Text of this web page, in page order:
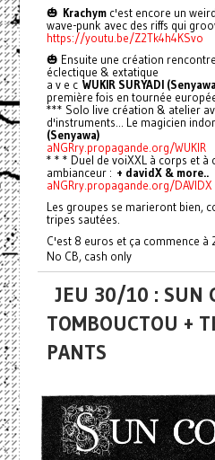
🎃 Krachymc'est encore un
wave-punk avec des riffs qui
https://youtu.be/Z2Tk4h4KSvo
🎃 Ensuite une création
éclectique & extatique
a v e c WUKIR SURYADI
première fois en tournée
*** Solo live création & atelier
d'instruments... Le magicien
(Senyawa)
aNGRry.propagande.org/WUKIR
* * * Duel de voiXXL à corps et à
ambianceur : + davidX & more..
aNGRry.propagande.org/DAVIDX
Les groupes se marieront bien,
tripes sautées.
C'est 8 euros et ça commence à
No CB, cash only
JEU 30/10 : SUN
TOMBOUCTOU +
PANTS